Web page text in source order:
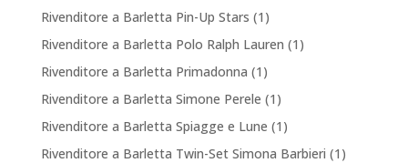
Rivenditore a Barletta Pin-Up Stars (1)
Rivenditore a Barletta Polo Ralph Lauren (1)
Rivenditore a Barletta Primadonna (1)
Rivenditore a Barletta Simone Perele (1)
Rivenditore a Barletta Spiagge e Lune (1)
Rivenditore a Barletta Twin-Set Simona Barbieri (1)